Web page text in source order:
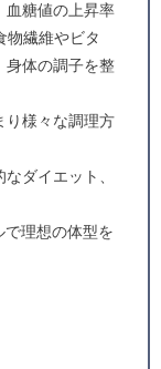
血糖値の上昇率
物繊維やビタ
身体の調子を整
り様々な調理方
ダイエット、
理想の体型を